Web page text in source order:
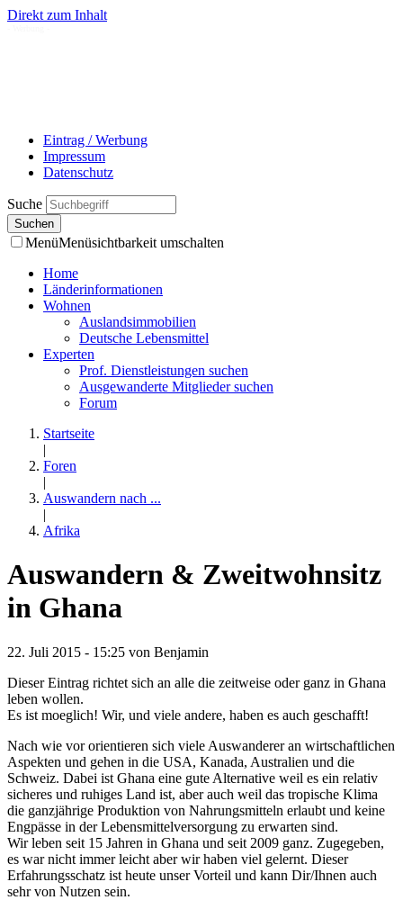
Direkt zum Inhalt
Eintrag / Werbung
Impressum
Datenschutz
Suche
MenüMenüsichtbarkeit umschalten
Home
Länderinformationen
Wohnen
Auslandsimmobilien
Deutsche Lebensmittel
Experten
Prof. Dienstleistungen suchen
Ausgewanderte Mitglieder suchen
Forum
Startseite
|
Foren
|
Auswandern nach ...
|
Afrika
Auswandern & Zweitwohnsitz
in Ghana
22. Juli 2015 - 15:25 von Benjamin
Dieser Eintrag richtet sich an alle die zeitweise oder ganz in Ghana
leben wollen.
Es ist moeglich! Wir, und viele andere, haben es auch geschafft!
Nach wie vor orientieren sich viele Auswanderer an wirtschaftlichen
Aspekten und gehen in die USA, Kanada, Australien und die
Schweiz. Dabei ist Ghana eine gute Alternative weil es ein relativ
sicheres und ruhiges Land ist, aber auch weil das tropische Klima
die ganzjährige Produktion von Nahrungsmitteln erlaubt und keine
Engpässe in der Lebensmittelversorgung zu erwarten sind.
Wir leben seit 15 Jahren in Ghana und seit 2009 ganz. Zugegeben,
es war nicht immer leicht aber wir haben viel gelernt. Dieser
Erfahrungsschatz ist heute unser Vorteil und kann Dir/Ihnen auch
sehr von Nutzen sein.